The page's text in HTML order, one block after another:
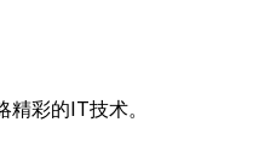
精彩的IT技术。